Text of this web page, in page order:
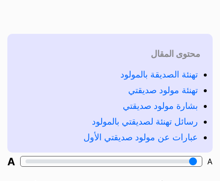
محتوى المقال
تهنئة الصديقة بالمولود
تهنئة مولود صديقتي
بشارة مولود صديقتي
رسائل تهنئة لصديقتي بالمولود
عبارات عن مولود صديقتي الأول
A
A